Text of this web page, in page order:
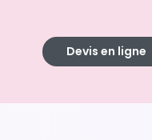
Devis en ligne